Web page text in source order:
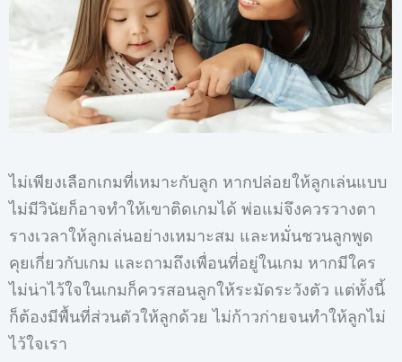
ไม่เพียงเลือกเกมที่เหมาะกับลูก หากปล่อยให้ลูกเล่นแบบ
ไม่มีวินัยก็อาจทำให้เขาติดเกมได้ พ่อแม่จึงควรวางตา
รางเวลาให้ลูกเล่นอย่างเหมาะสม และหมั่นชวนลูกพูด
คุยเกี่ยวกับเกม และถามถึงเพื่อนที่อยู่ในเกม หากมีใคร
ไม่น่าไว้ใจในเกมก็ควรสอนลูกให้ระมัดระวังตัว แต่ทั้งนี้
ก็ต้องมีพื้นที่ส่วนตัวให้ลูกด้วย ไม่ก้าวก่ายจนทำให้ลูกไม่
ไว้ใจเรา